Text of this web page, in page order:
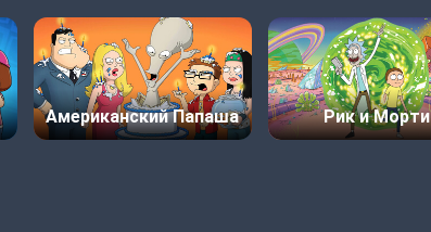
Американский Папаша Рик и Морти